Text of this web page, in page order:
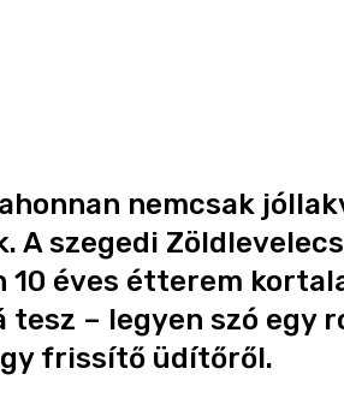
nemcsak
szegedi
10 éves étterem
– legyen szó egy
frissítő üdítőről.